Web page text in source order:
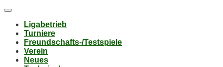
Li­ga­be­trieb
Tur­nie­re
Freund­schafts-/Test­spie­le
Ver­ein
Neu­es